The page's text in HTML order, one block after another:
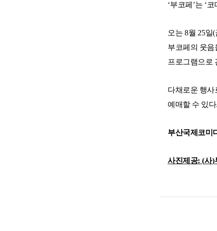
‘부코페 ’는 ‘코
오는 8월 25일(
부코페의 웃음
프로그램으로
다채로운 행사
예매할 수 있다.
부산국제코미
사진제공: (사)